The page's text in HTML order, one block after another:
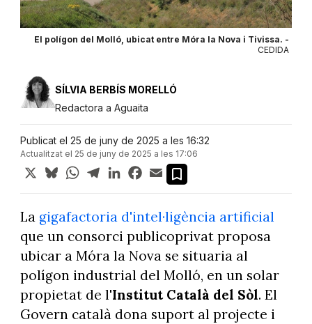
El polígon del Molló, ubicat entre Móra la Nova i Tivissa. -
CEDIDA
SÍLVIA BERBÍS MORELLÓ
Redactora a Aguaita
Publicat el 25 de juny de 2025 a les 16:32
Actualitzat el 25 de juny de 2025 a les 17:06
X BlueskyWhatsApp
TelegramLinkedInFacebook
Email
La gigafactoria d'intel·ligència artificial
que un consorci publicoprivat proposa
ubicar a Móra la Nova se situaria al
polígon industrial del Molló, en un solar
propietat de l'Institut Català del Sòl. El
Govern català dona suport al projecte i